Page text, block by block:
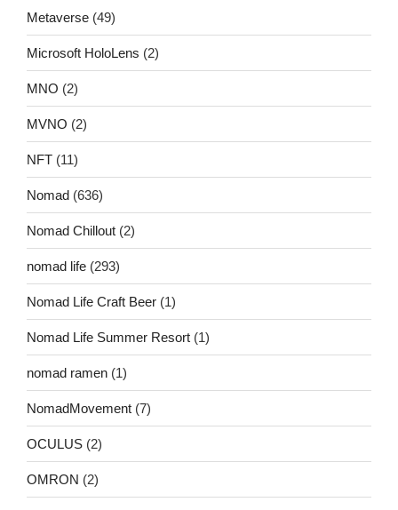
Metaverse (49)
Microsoft HoloLens (2)
MNO (2)
MVNO (2)
NFT (11)
Nomad (636)
Nomad Chillout (2)
nomad life (293)
Nomad Life Craft Beer (1)
Nomad Life Summer Resort (1)
nomad ramen (1)
NomadMovement (7)
OCULUS (2)
OMRON (2)